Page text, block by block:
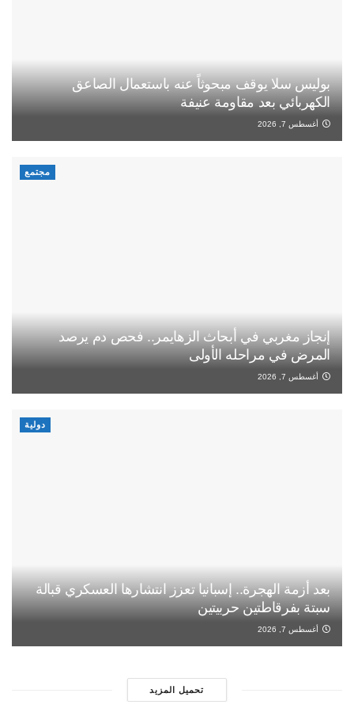
بوليس سلا يوقف مبحوثاً عنه باستعمال الصاعق
الكهربائي بعد مقاومة عنيفة
أغسطس 7, 2026
مجتمع
إنجاز مغربي في أبحاث الزهايمر.. فحص دم يرصد
المرض في مراحله الأولى
أغسطس 7, 2026
دولية
بعد أزمة الهجرة.. إسبانيا تعزز انتشارها العسكري قبالة
سبتة بفرقاطتين حربيتين
أغسطس 7, 2026
تحميل المزيد